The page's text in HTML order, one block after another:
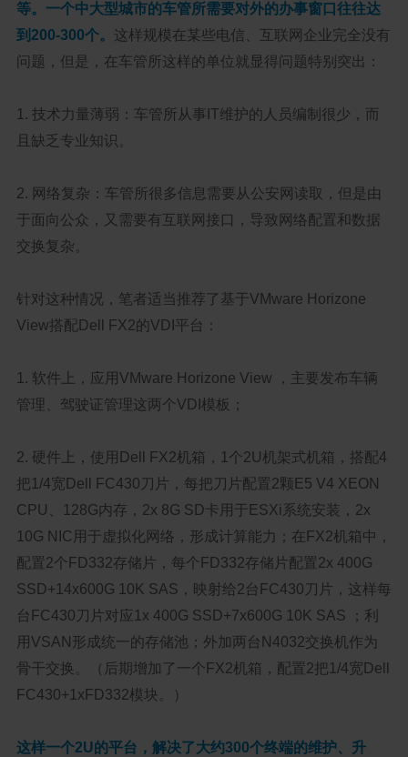
等。一个中大型城市的车管所需要对外的办事窗口往往达
到200-300个。 这样规模在某些电信、互联网企业完全没有
问题，但是，在车管所这样的单位就显得问题特别突出：
1. 技术力量薄弱：车管所从事IT维护的人员编制很少，而
且缺乏专业知识。
2. 网络复杂：车管所很多信息需要从公安网读取，但是由
于面向公众，又需要有互联网接口，导致网络配置和数据
交换复杂。
针对这种情况，笔者适当推荐了基于VMware Horizone
View搭配Dell FX2的VDI平台：
1. 软件上，应用VMware Horizone View ，主要发布车辆
管理、驾驶证管理这两个VDI模板；
2. 硬件上，使用Dell FX2机箱，1个2U机架式机箱，搭配4
把1/4宽Dell FC430刀片，每把刀片配置2颗E5 V4 XEON
CPU、128G内存，2x 8G SD卡用于ESXi系统安装，2x
10G NIC用于虚拟化网络，形成计算能力；在FX2机箱中，
配置2个FD332存储片，每个FD332存储片配置2x 400G
SSD+14x600G 10K SAS，映射给2台FC430刀片，这样每
台FC430刀片对应1x 400G SSD+7x600G 10K SAS ；利
用VSAN形成统一的存储池；外加两台N4032交换机作为
骨干交换。（后期增加了一个FX2机箱，配置2把1/4宽Dell
FC430+1xFD332模块。）
这样一个2U的平台，解决了大约300个终端的维护、升